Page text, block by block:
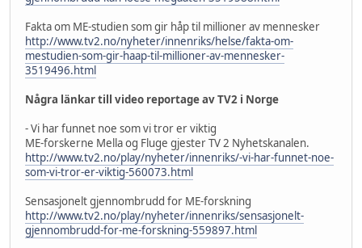
Fakta om ME-studien som gir håp til millioner av mennesker
http://www.tv2.no/nyheter/innenriks/helse/fakta-om-
mestudien-som-gir-haap-til-millioner-av-mennesker-
3519496.html
Några länkar till video reportage av TV2 i Norge
- Vi har funnet noe som vi tror er viktig
ME-forskerne Mella og Fluge gjester TV 2 Nyhetskanalen.
http://www.tv2.no/play/nyheter/innenriks/-vi-har-funnet-noe-
som-vi-tror-er-viktig-560073.html
Sensasjonelt gjennombrudd for ME-forskning
http://www.tv2.no/play/nyheter/innenriks/sensasjonelt-
gjennombrudd-for-me-forskning-559897.html